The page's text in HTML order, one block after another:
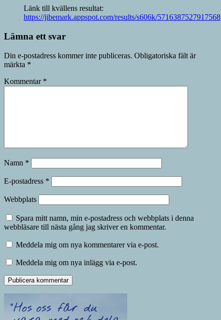
Länk till kvällens resultat:
https://jibemark.appspot.com/results/s606k/5716387527917568
Lämna ett svar
Din e-postadress kommer inte publiceras. Obligatoriska fält är
märkta *
Kommentar *
Namn *
E-postadress *
Webbplats
Spara mitt namn, min e-postadress och webbplats i denna
webbläsare till nästa gång jag skriver en kommentar.
Meddela mig om nya kommentarer via e-post.
Meddela mig om nya inlägg via e-post.